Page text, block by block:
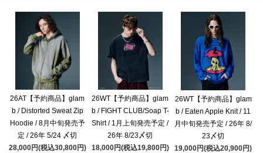
26AT【予約商品】glam
b / Distorted Sweat Zip
Hoodie / 8月中旬発売予
定 / 26年 5/24 〆切
28,000円(税込30,800円)
26WT【予約商品】glam
b / FIGHT CLUB/Soap T-
Shirt / 1月上旬発売予定 /
26年 8/23〆切
18,000円(税込19,800円)
26WT【予約商品】glam
b / Eaten Apple Knit / 11
月中旬発売予定 / 26年 8/
23〆切
19,000円(税込20,900円)